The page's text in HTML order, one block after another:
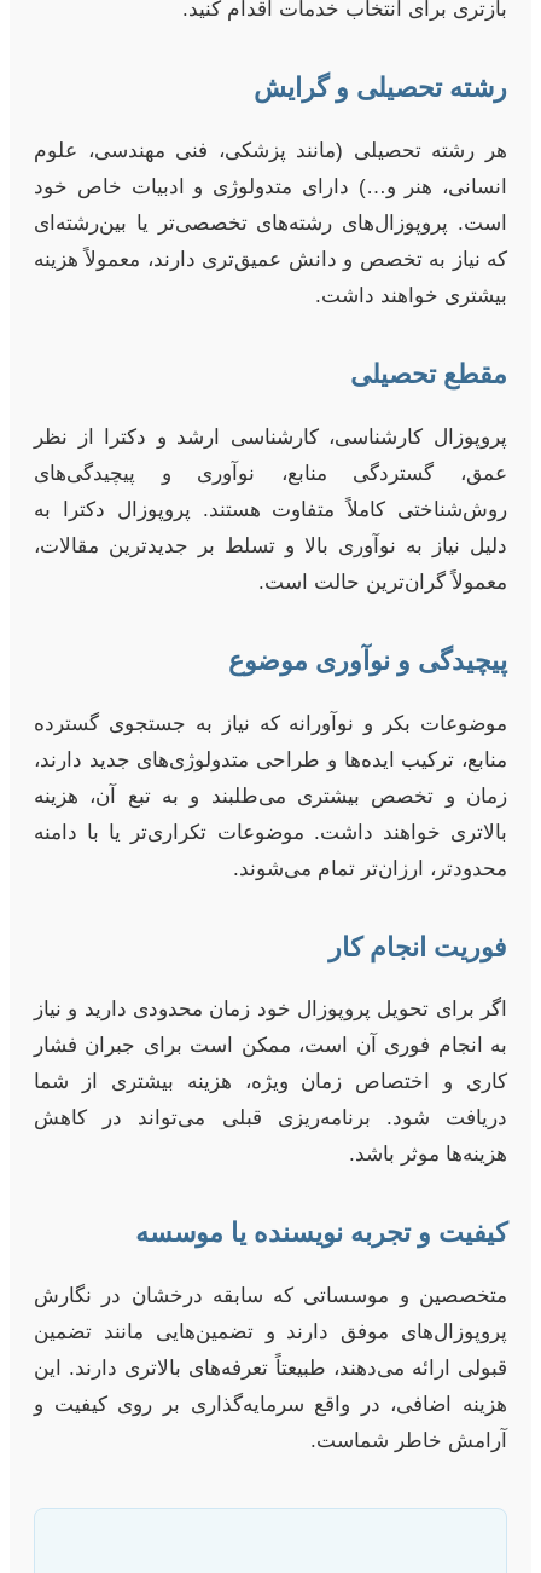
بازتری برای انتخاب خدمات اقدام کنید.
رشته تحصیلی و گرایش
هر رشته تحصیلی (مانند پزشکی، فنی مهندسی، علوم
انسانی، هنر و…) دارای متدولوژی و ادبیات خاص خود
است. پروپوزال‌های رشته‌های تخصصی‌تر یا بین‌رشته‌ای
که نیاز به تخصص و دانش عمیق‌تری دارند، معمولاً هزینه
بیشتری خواهند داشت.
مقطع تحصیلی
پروپوزال کارشناسی، کارشناسی ارشد و دکترا از نظر
عمق، گستردگی منابع، نوآوری و پیچیدگی‌های
روش‌شناختی کاملاً متفاوت هستند. پروپوزال دکترا به
دلیل نیاز به نوآوری بالا و تسلط بر جدیدترین مقالات،
معمولاً گران‌ترین حالت است.
پیچیدگی و نوآوری موضوع
موضوعات بکر و نوآورانه که نیاز به جستجوی گسترده
منابع، ترکیب ایده‌ها و طراحی متدولوژی‌های جدید دارند،
زمان و تخصص بیشتری می‌طلبند و به تبع آن، هزینه
بالاتری خواهند داشت. موضوعات تکراری‌تر یا با دامنه
محدودتر، ارزان‌تر تمام می‌شوند.
فوریت انجام کار
اگر برای تحویل پروپوزال خود زمان محدودی دارید و نیاز
به انجام فوری آن است، ممکن است برای جبران فشار
کاری و اختصاص زمان ویژه، هزینه بیشتری از شما
دریافت شود. برنامه‌ریزی قبلی می‌تواند در کاهش
هزینه‌ها موثر باشد.
کیفیت و تجربه نویسنده یا موسسه
متخصصین و موسساتی که سابقه درخشان در نگارش
پروپوزال‌های موفق دارند و تضمین‌هایی مانند تضمین
قبولی ارائه می‌دهند، طبیعتاً تعرفه‌های بالاتری دارند. این
هزینه اضافی، در واقع سرمایه‌گذاری بر روی کیفیت و
آرامش خاطر شماست.